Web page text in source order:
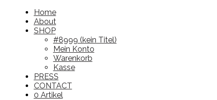
Home
About
SHOP
#8999 (kein Titel)
Mein Konto
Warenkorb
Kasse
PRESS
CONTACT
0 Artikel